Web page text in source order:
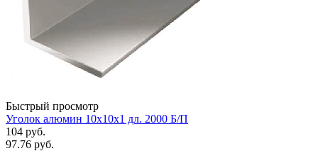
Быстрый просмотр
Уголок алюмин 10х10х1 дл. 2000 Б/П
104 руб.
97.76 руб.